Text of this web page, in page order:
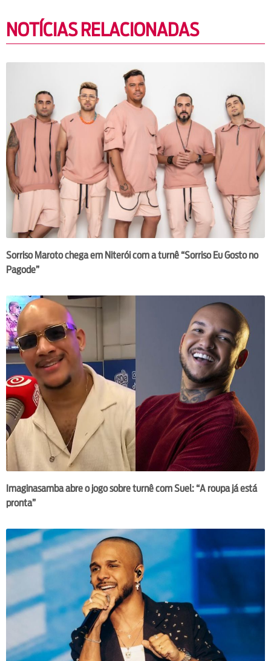
NOTÍCIAS RELACIONADAS
Sorriso Maroto chega em Niterói com a turnê “Sorriso Eu Gosto no
Pagode”
Imaginasamba abre o jogo sobre turnê com Suel: “A roupa já está
pronta”